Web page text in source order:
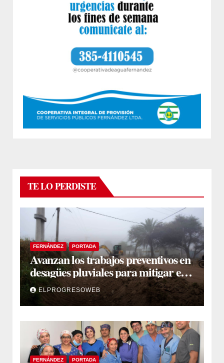
TE LO PERDISTE
FERNÁNDEZ PORTADA
Avanzan los trabajos preventivos en
desagües pluviales para mitigar el
impacto de la temporada de lluvias
ELPROGRESOWEB
FERNÁNDEZ PORTADA